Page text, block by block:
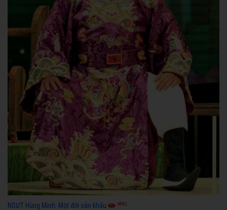
NSƯT Hùng Minh: Một đời sân khấu 4882